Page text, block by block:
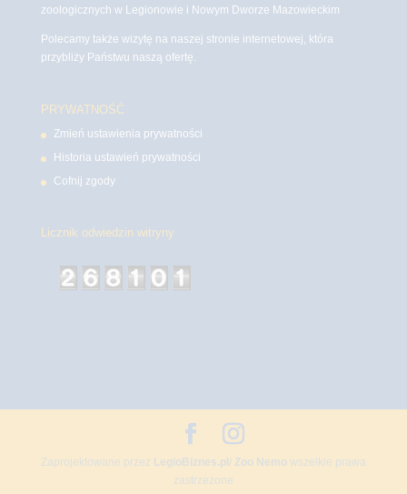
zoologicznych w Legionowie i Nowym Dworze Mazowieckim
Polecamy także wizytę na naszej stronie internetowej, która
przybliży Państwu naszą ofertę.
PRYWATNOŚĆ
Zmień ustawienia prywatności
Historia ustawień prywatności
Cofnij zgody
Licznik odwiedzin witryny
Zaprojektowane przez LegioBiznes.pl/ Zoo Nemowszelkie prawa
zastrzeżone